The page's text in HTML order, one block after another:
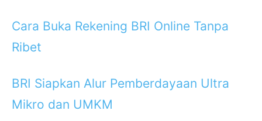
Cara Buka Rekening BRI Online Tanpa
Ribet
BRI Siapkan Alur Pemberdayaan Ultra
Mikro dan UMKM